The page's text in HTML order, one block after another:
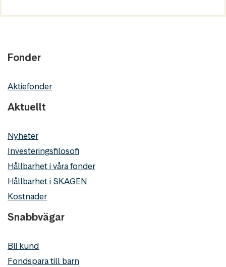
Fonder
Aktiefonder
Aktuellt
Nyheter
Investeringsfilosofi
Hållbarhet i våra fonder
Hållbarhet i SKAGEN
Kostnader
Snabbvägar
Bli kund
Fondspara till barn